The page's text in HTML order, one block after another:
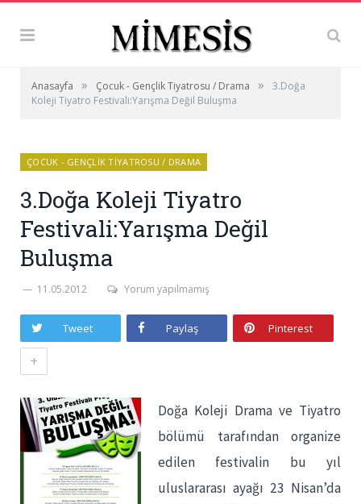
Anasayfa » Çocuk - Gençlik Tiyatrosu / Drama »
3.Doğa
Koleji Tiyatro Festivali:Yarışma Değil Buluşma
ÇOCUK - GENÇLIK TIYATROSU / DRAMA
3.Doğa Koleji Tiyatro
Festivali:Yarışma Değil
Buluşma
11.05.2012 Yorum yapılmamış
Tweet Paylaş Pinterest
+
Doğa Koleji Drama ve Tiyatro
bölümü tarafından organize
edilen festivalin bu yıl
uluslararası ayağı 23 Nisan’da